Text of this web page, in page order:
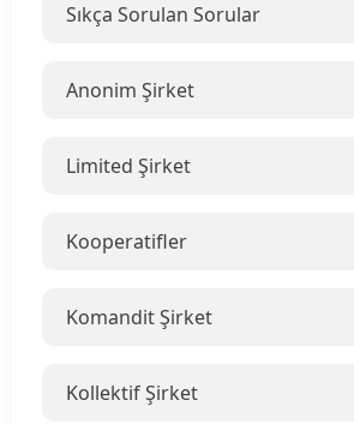
Sıkça Sorulan Sorular
Anonim Şirket
Limited Şirket
Kooperatifler
Komandit Şirket
Kollektif Şirket